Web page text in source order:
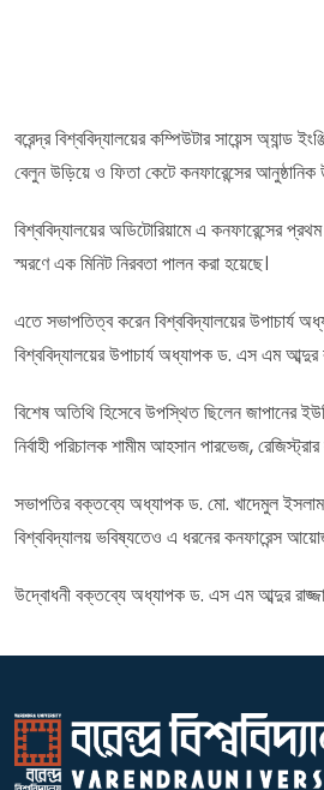
বরেন্দ্র বিশ্ববিদ্যালয়ের কম্পিউটার সায়েন্স অ্যান্ড
বেলুন উড়িয়ে ও ফিতা কেটে কনফারেন্সের
বিশ্ববিদ্যালয়ের অডিটোরিয়ামে এ কনফারেন্সের
স্মরণে এক মিনিট নিরবতা পালন করা হয়েছে।
এতে সভাপতিত্ব করেন বিশ্ববিদ্যালয়ের উপাচার্য
বিশ্ববিদ্যালয়ের উপাচার্য অধ্যাপক ড. এস এম আব্দুর
বিশেষ অতিথি হিসেবে উপস্থিত ছিলেন জাপানের
নির্বাহী পরিচালক শামীম আহসান পারভেজ,
সভাপতির বক্তব্যে অধ্যাপক ড. মো. খাদেমুল ইসলাম
বিশ্ববিদ্যালয় ভবিষ্যতেও এ ধরনের কনফারেন্স
উদ্বোধনী বক্তব্যে অধ্যাপক ড. এস এম আব্দুর রাজ্জাক